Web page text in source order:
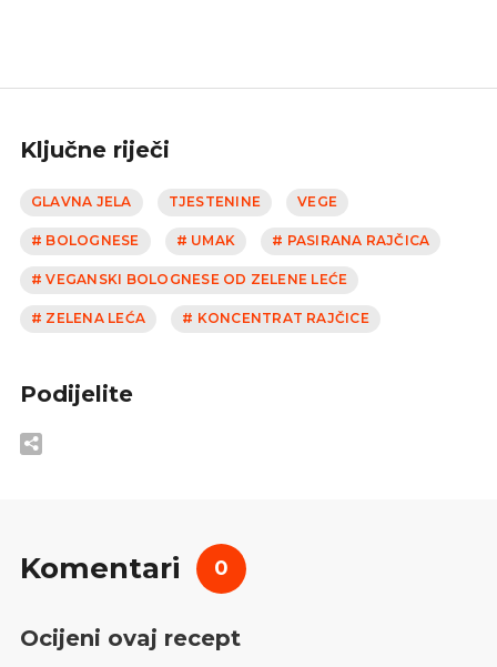
Ključne riječi
GLAVNA JELA TJESTENINE VEGE
# BOLOGNESE # UMAK # PASIRANA RAJČICA
# VEGANSKI BOLOGNESE OD ZELENE LEĆE
# ZELENA LEĆA # KONCENTRAT RAJČICE
Podijelite
Komentari 0
Ocijeni ovaj recept